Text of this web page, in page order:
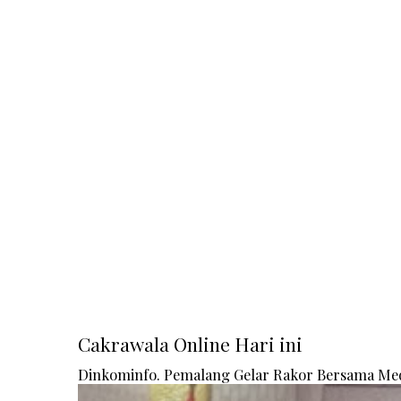
Cakrawala Online Hari ini
Dinkominfo. Pemalang Gelar Rakor Bersama